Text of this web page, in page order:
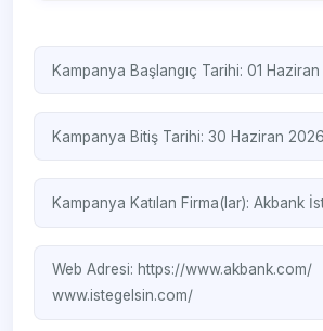
Kampanya Başlangıç Tarihi: 01
Kampanya Bitiş Tarihi: 30 Haziran 2026
Kampanya Katılan Firma(lar):Akbank
Web Adresi: https://www.akbank.com/
www.istegelsin.com/